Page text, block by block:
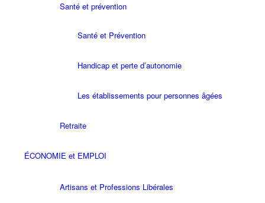
Santé et prévention
Santé et Prévention
Handicap et perte d’autonomie
Les établissements pour personnes âgées
Retraite
ÉCONOMIE et EMPLOI
Artisans et Professions Libérales